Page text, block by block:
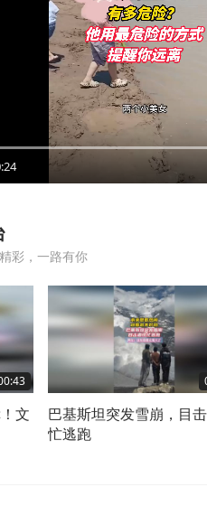
彩，一路有你
文
巴基斯坦突发雪崩，目
忙逃跑